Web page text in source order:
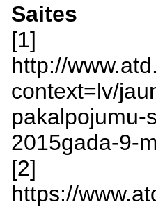
Saites
[1]
http://
context=lv/
pakalpojumu-
2015gada-9-
[2]
https://